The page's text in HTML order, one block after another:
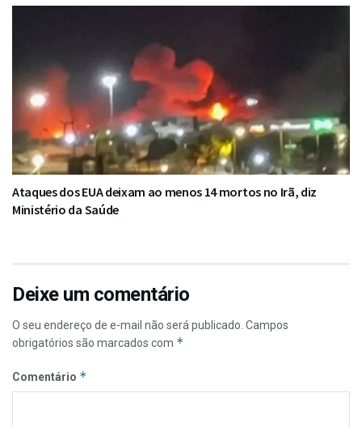
Ataques dos EUA deixam ao menos 14 mortos no Irã, diz
Ministério da Saúde
Deixe um comentário
O seu endereço de e-mail não será publicado. Campos
obrigatórios são marcados com *
Comentário *